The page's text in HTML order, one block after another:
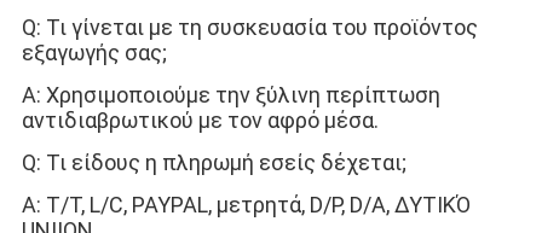
Q: Τι γίνεται με τη συσκευασία του προϊόντος
εξαγωγής σας;
Α: Χρησιμοποιούμε την ξύλινη περίπτωση
αντιδιαβρωτικού με τον αφρό μέσα.
Q: Τι είδους η πληρωμή εσείς δέχεται;
Α: T/T, L/C, PAYPAL, μετρητά, D/P, D/A, ΔΥΤΙΚΌ